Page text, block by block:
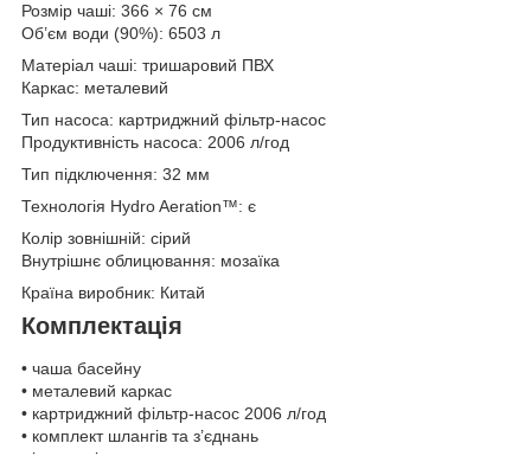
Розмір чаші: 366 × 76 см
Об’єм води (90%): 6503 л
Матеріал чаші: тришаровий ПВХ
Каркас: металевий
Тип насоса: картриджний фільтр-насос
Продуктивність насоса: 2006 л/год
Тип підключення: 32 мм
Технологія Hydro Aeration™: є
Колір зовнішній: сірий
Внутрішнє облицювання: мозаїка
Країна виробник: Китай
Комплектація
• чаша басейну
• металевий каркас
• картриджний фільтр-насос 2006 л/год
• комплект шлангів та з’єднань